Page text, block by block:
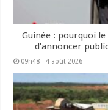
Guinée : pourquoi
d’annoncer
09h48 - 4 août 2026